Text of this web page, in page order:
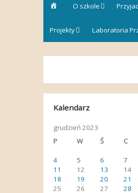
Strona
główna
O szkole
Projekty Laboratoria
Kalendarz
grudzień 2023
P
W Ś C
4
5 6 7
11
12 13 14
18
19 20 21
25
26 27 28